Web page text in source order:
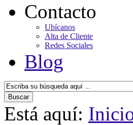
Contacto
Ubícanos
Alta de Cliente
Redes Sociales
Blog
Está aquí: